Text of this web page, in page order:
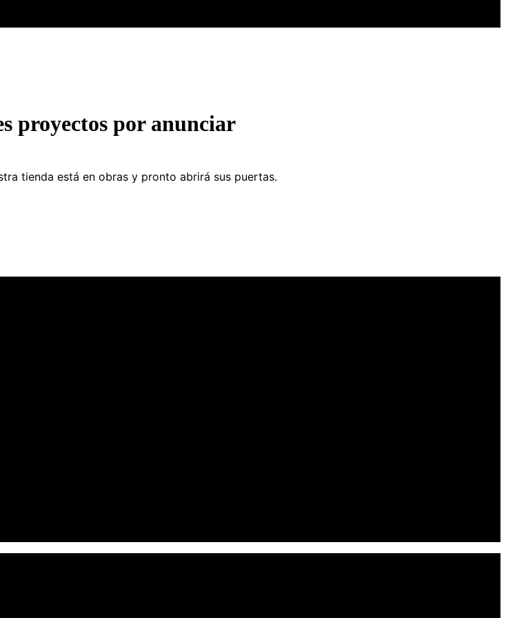
proyectos por anunciar
tienda está en obras y pronto abrirá sus puertas.